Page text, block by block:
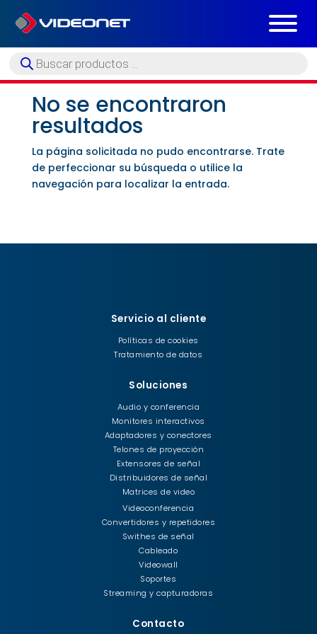
Búsqueda
de
No se encontraron
resultados
La página solicitada no pudo encontrarse. Trate
de perfeccionar su búsqueda o utilice la
navegación para localizar la entrada.
Servicio al cliente
Políticas de cookies
Tratamiento de datos
Soluciones
Audio y conferencia
Monitores interactivos
Adaptadores y conectores
Telones de proyección
Extensores de señal
Distribuidores de señal
Matrices de video
Videoconferencia
Convertidores y repetidores
Swithes de señal
Cableado
Videowall
Soportes
Streaming y capturadoras
Contacto